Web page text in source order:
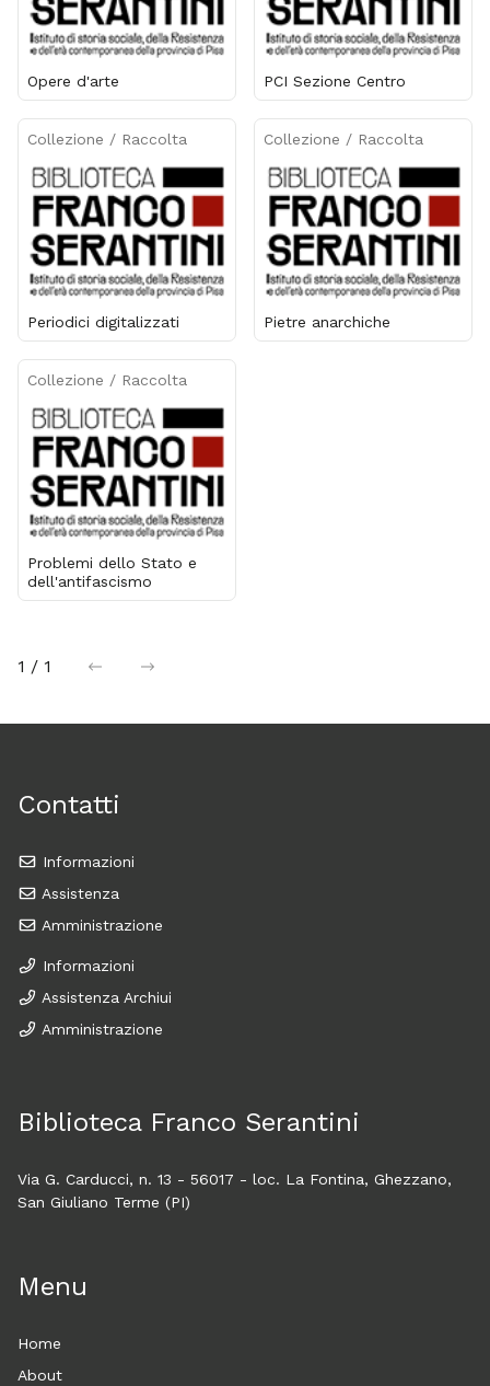
Opere d'arte PCI Sezione Centro
Collezione / Raccolta
Periodici digitalizzati
Collezione / Raccolta
Pietre anarchiche
Collezione / Raccolta
Problemi dello Stato e
dell'antifascismo
1 / 1 precedentesuccessiva
Contatti
Informazioni
Assistenza
Amministrazione
Informazioni
Assistenza Archiui
Amministrazione
Biblioteca Franco Serantini
Via G. Carducci, n. 13 - 56017 - loc. La Fontina, Ghezzano,
San Giuliano Terme (PI)
Menu
Home
About